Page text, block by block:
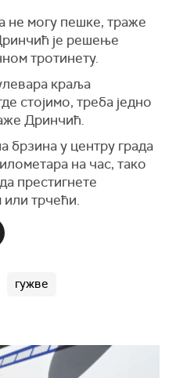
не могу пешке, траже
је решење
тротинету.
краља
стојимо, треба једно
Дринчић.
брзина у центру града
на час, тако
престигнете
трчећи.
гужве